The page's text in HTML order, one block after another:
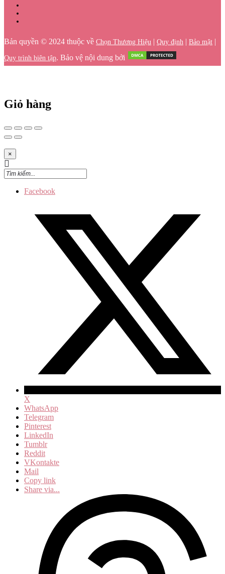
Bản quyền © 2024 thuộc về Chọn Thương Hiệu | Quy định | Bảo mật |
Quy trình biên tập. Bảo vệ nội dung bởi
Giỏ hàng
×
Facebook
X
WhatsApp
Telegram
Pinterest
LinkedIn
Tumblr
Reddit
VKontakte
Mail
Copy link
Share via...